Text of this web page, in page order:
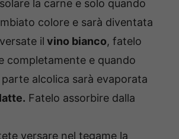
la carne e solo quando
colore e sarà diventata
il vino bianco, fatelo
completamente e quando
alcolica sarà evaporata
latte. Fatelo assorbire dalla
versare nel tegame la